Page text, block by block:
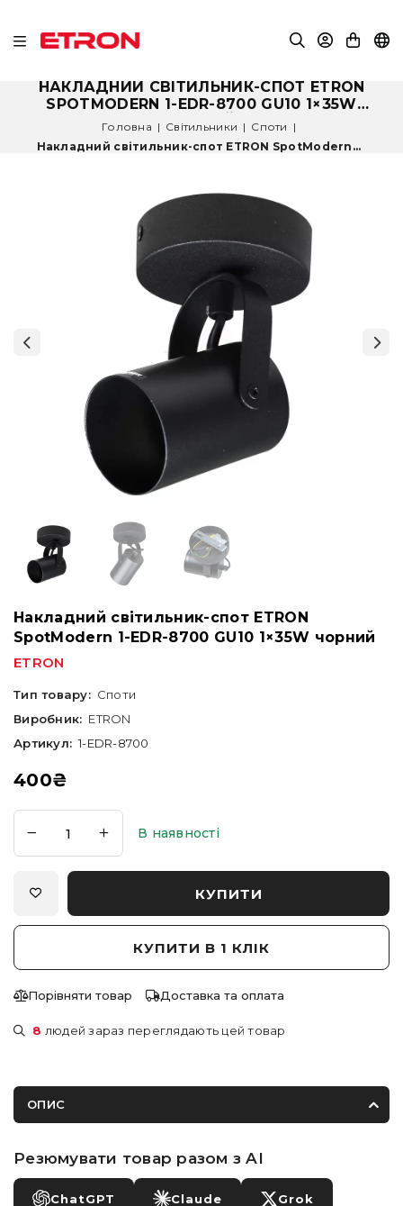
НАКЛАДНИЙ СВІТИЛЬНИК-СПОТ ETRON
SPOTMODERN 1-EDR-8700 GU10 1×35W
ЧОРНИЙ
Головна | Світильники | Споти |
Накладний світильник-спот ETRON SpotModern...
Накладний світильник-спот ETRON
SpotModern 1-EDR-8700 GU10 1×35W чорний
ETRON
Тип товару: Споти
Виробник: ETRON
Артикул: 1-EDR-8700
400₴
В наявності
КУПИТИ
КУПИТИ В 1 КЛІК
Порівняти товар Доставка та оплата
8 людей зараз переглядають цей товар
ОПИС
Резюмувати товар разом з AI
ChatGPT Claude Grok